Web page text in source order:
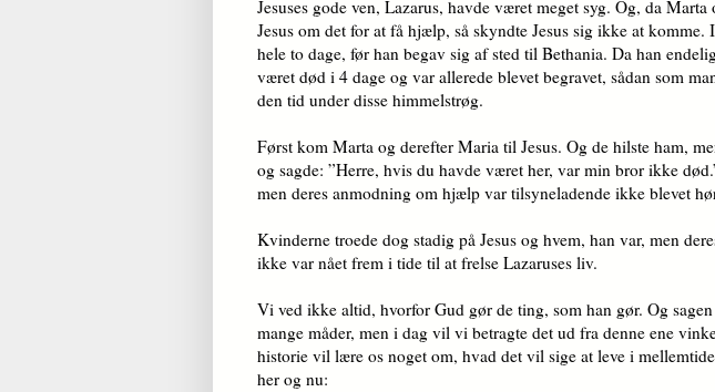
Jesuses gode ven, Lazarus, havde været meget syg. Og, da
Jesus om det for at få hjælp, så skyndte Jesus sig ikke at komme.
hele to dage, før han begav sig af sted til Bethania. Da han
været død i 4 dage og var allerede blevet begravet, sådan som
den tid under disse himmelstrøg.
Først kom Marta og derefter Maria til Jesus. Og de hilste ham,
og sagde: ”Herre, hvis du havde været her, var min bror ikke
men deres anmodning om hjælp var tilsyneladende ikke blevet
Kvinderne troede dog stadig på Jesus og hvem, han var, men
ikke var nået frem i tide til at frelse Lazaruses liv.
Vi ved ikke altid, hvorfor Gud gør de ting, som han gør. Og
mange måder, men i dag vil vi betragte det ud fra denne ene
historie vil lære os noget om, hvad det vil sige at leve i
her og nu: